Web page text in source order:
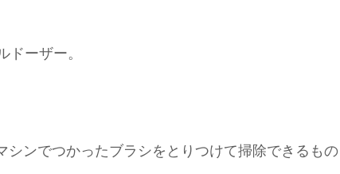
ドーザー。
シンでつかったブラシをとりつけて掃除できるもの